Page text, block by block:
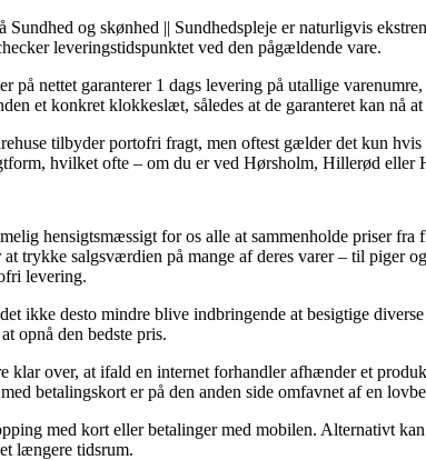
Sundhed og skønhed || Sundhedspleje er naturligvis
leveringstidspunktet ved den pågældende vare.
på nettet garanterer 1 dags levering på utallige
et konkret klokkeslæt, således at de garanteret kan nå
tilbyder portofri fragt, men oftest gælder det kun
hvilket ofte – om du er ved Hørsholm, Hillerød eller
hensigtsmæssigt for os alle at sammenholde priser
trykke salgsværdien på mange af deres varer – til piger
levering.
ikke desto mindre blive indbringende at besigtige
opnå den bedste pris.
klar over, at ifald en internet forhandler afhænder et
betalingskort er på den anden side omfavnet af en
med kort eller betalinger med mobilen. Alternativt
længere tidsrum.